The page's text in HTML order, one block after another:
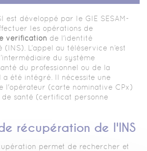
est développé par le GIE SESAM-
les opérations de
vérification de l'identité
L’appel au téléservice n’est
du système
du professionnel ou de la
été intégré. Il nécessite une
l'opérateur (carte nominative CPx)
santé (certificat personne
récupération de l'INS
permet de rechercher et